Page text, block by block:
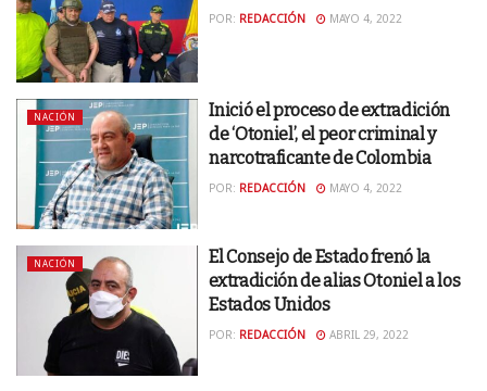
POR: REDACCIÓN MAYO 4, 2022
NACIÓN
Inició el proceso de extradición
de ‘Otoniel’, el peor criminal y
narcotraficante de Colombia
POR: REDACCIÓN MAYO 4, 2022
NACIÓN
El Consejo de Estado frenó la
extradición de alias Otoniel a los
Estados Unidos
POR: REDACCIÓN ABRIL 29, 2022